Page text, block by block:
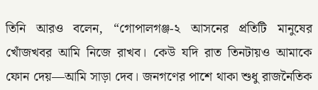
তিনি আরও বলেন, “গোপালগঞ্জ-২ আসনের প্রতিটি মানুষের
খোঁজখবর আমি নিজে রাখব। কেউ যদি রাত তিনটায়ও আমাকে
ফোন দেয়—আমি সাড়া দেব। জনগণের পাশে থাকা শুধু রাজনৈতিক